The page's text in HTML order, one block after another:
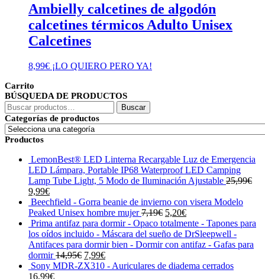
Ambielly calcetines de algodón
calcetines térmicos Adulto Unisex
Calcetines
8,99€ ¡LO QUIERO PERO YA!
Carrito
BÚSQUEDA DE PRODUCTOS
Buscar
por:
Buscar
Categorías de productos
Productos
LemonBest® LED Linterna Recargable Luz de Emergencia
LED Lámpara, Portable IP68 Waterproof LED Camping
Lamp Tube Light, 5 Modo de Iluminación Ajustable 25,99€
El
precio
original
era:
25,99€.
9,99€El
precio
actual
es:
9,99€.
Beechfield - Gorra beanie de invierno con visera Modelo
Peaked Unisex hombre mujer 7,19€ El
precio
original
era:
5,20€El
precio
actual
es:
Prima antifaz para dormir - Opaco totalmente - Tapones para
los oídos incluido - Máscara del sueño de DrSleepwell -
Antifaces para dormir bien - Dormir con antifaz - Gafas para
dormir 14,95€ El
precio
7,99€El
precio
Sony MDR-ZX310 - Auriculares de diadema cerrados
16,99€